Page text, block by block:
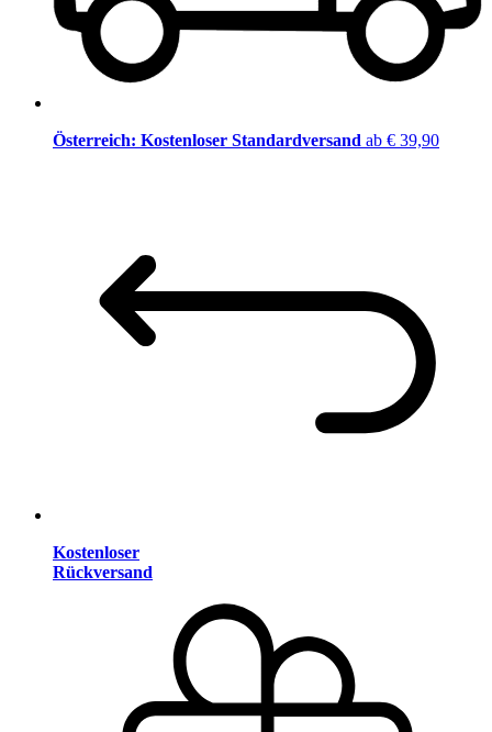
Österreich: Kostenloser Standardversand ab € 39,90
Kostenloser
Rückversand